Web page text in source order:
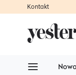
Kontakt